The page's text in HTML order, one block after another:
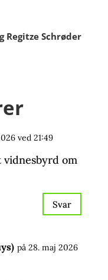
Regitze Schrøder
ved 21:49
om
Svar
på 28. maj 2026